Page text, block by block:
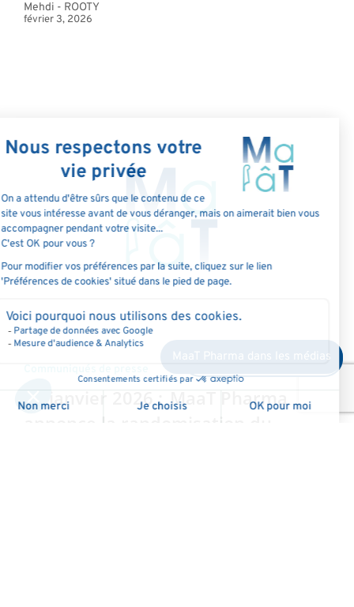
Mehdi - ROOTY
février 3, 2026
20 janvier 2026 : MaaT Pharma
annonce la randomisation du
Devenez membre du club
MaaT Pharma dans les médias